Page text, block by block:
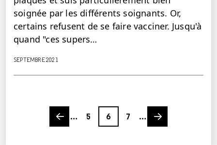
soignée par les différents soignants. Or,
certains refusent de se faire vacciner. Jusqu'à
quand "ces supers…
SEPTEMBRE 2021
Previous page
…
5
Page
6
7
…
Next page